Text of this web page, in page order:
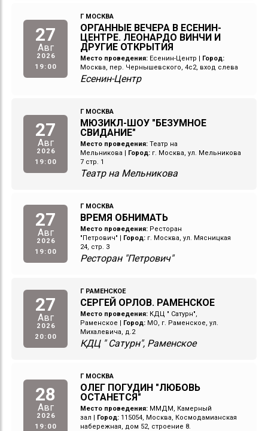
27
Авг
2026
19:00
Г МОСКВА
ОРГАННЫЕ ВЕЧЕРА В ЕСЕНИН-
ЦЕНТРЕ. ЛЕОНАРДО ВИНЧИ И
ДРУГИЕ ОТКРЫТИЯ
Место проведения: Есенин-Центр | Город:
Москва, пер. Чернышевского, 4с2, вход слева
Есенин-Центр
27
Авг
2026
19:00
Г МОСКВА
МЮЗИКЛ-ШОУ "БЕЗУМНОЕ
СВИДАНИЕ"
Место проведения: Театр на
Мельникова | Город: г. Москва, ул. Мельникова
7 стр. 1
Театр на Мельникова
27
Авг
2026
19:00
Г МОСКВА
ВРЕМЯ ОБНИМАТЬ
Место проведения: Ресторан
"Петрович" | Город: г. Москва, ул. Мясницкая
24, стр. 3
Ресторан "Петрович"
27
Авг
2026
20:00
Г РАМЕНСКОЕ
СЕРГЕЙ ОРЛОВ. РАМЕНСКОЕ
Место проведения: КДЦ " Сатурн",
Раменское | Город: МО, г. Раменское, ул.
Михалевича, д.2
КДЦ " Сатурн", Раменское
28
Авг
2026
19:00
Г МОСКВА
ОЛЕГ ПОГУДИН "ЛЮБОВЬ
ОСТАНЕТСЯ"
Место проведения: ММДМ, Камерный
зал | Город: 115054, Москва, Космодамианская
набережная, дом 52, строение 8.